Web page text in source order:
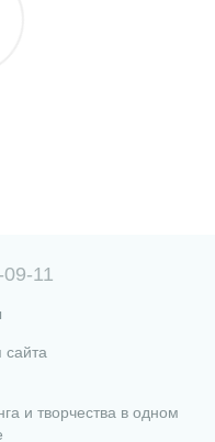
11
сайта
и творчества в одном